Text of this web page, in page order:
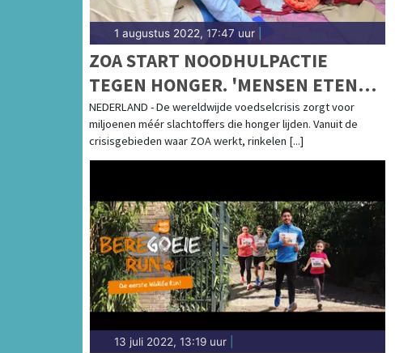
1 augustus 2022, 17:47 uur
ZOA START NOODHULPACTIE
TEGEN HONGER. 'MENSEN ETEN
GRASZADEN OM TE OVERLEVEN'
NEDERLAND - De wereldwijde voedselcrisis zorgt voor
miljoenen méér slachtoffers die honger lijden. Vanuit de
crisisgebieden waar ZOA werkt, rinkelen [...]
13 juli 2022, 13:19 uur